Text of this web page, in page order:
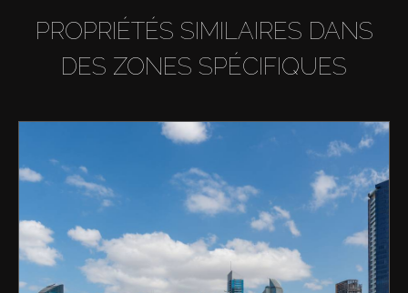
PROPRIÉTÉS SIMILAIRES DANS
DES ZONES SPÉCIFIQUES